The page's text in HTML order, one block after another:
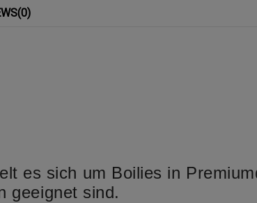
(0)
es sich um Boilies in
geeignet sind.